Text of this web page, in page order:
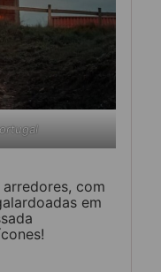
com
em